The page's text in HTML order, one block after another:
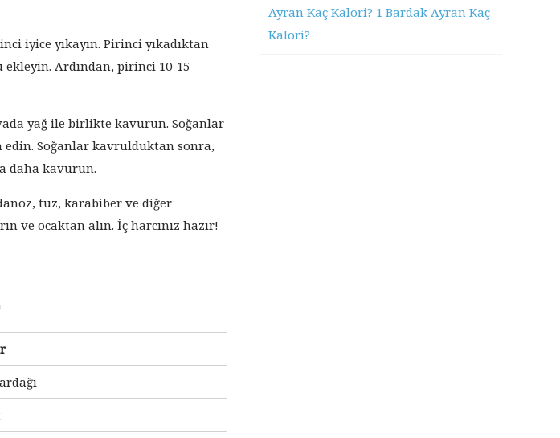
iyice yıkayın. Pirinci yıkadıktan
Ardından, pirinci 10-15
yağ ile birlikte kavurun. Soğanlar
edin. Soğanlar kavrulduktan sonra,
daha kavurun.
tuz, karabiber ve diğer
ve ocaktan alın. İç harcınız hazır!
Ayran Kaç Kalori? 1 Bardak Ayran Kaç
Kalori?